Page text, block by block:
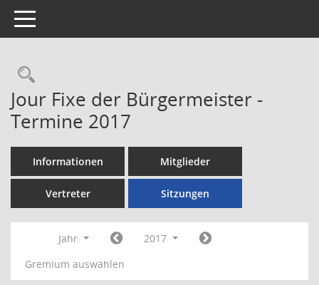
Toggle navigation
Rechercheauswahl
Jour Fixe der Bürgermeister -
Termine 2017
Informationen Mitglieder
Vertreter Sitzungen
Jahr
2017
Gremium auswählen